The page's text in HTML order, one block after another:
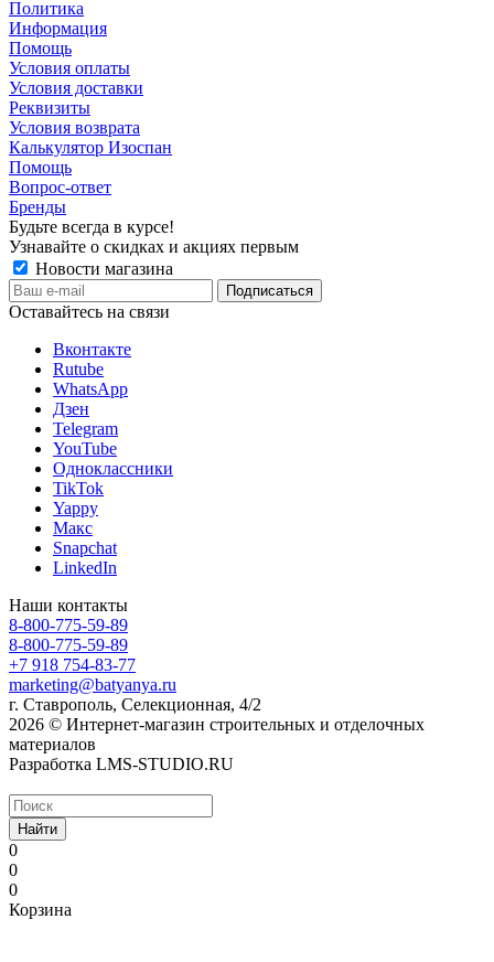
Политика
Информация
Помощь
Условия оплаты
Условия доставки
Реквизиты
Условия возврата
Калькулятор Изоспан
Помощь
Вопрос-ответ
Бренды
Будьте всегда в курсе!
Узнавайте о скидках и акциях первым
Новости магазина
Оставайтесь на связи
Вконтакте
Rutube
WhatsApp
Дзен
Telegram
YouTube
Одноклассники
TikTok
Yappy
Макс
Snapchat
LinkedIn
Наши контакты
8-800-775-59-89
8-800-775-59-89
+7 918 754-83-77
marketing@batyanya.ru
г. Ставрополь, Селекционная, 4/2
2026 © Интернет-магазин строительных и отделочных
материалов
Разработка LMS-STUDIO.RU
Найти
0
0
0
Корзина